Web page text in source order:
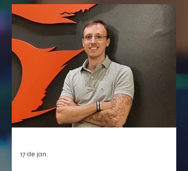
conseguindo responder".
17 de jan.